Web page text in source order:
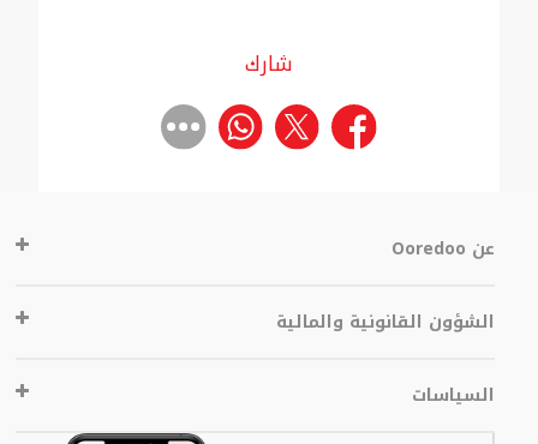
شارك
عن Ooredoo
الشؤون القانونية والمالية
السياسات